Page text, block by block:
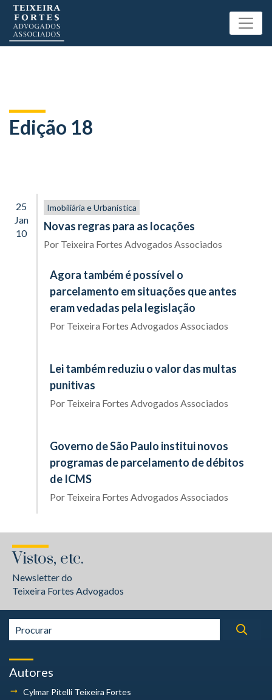
Edição 18
25
Jan
10
Imobiliária e Urbanística
Novas regras para as locações
Por Teixeira Fortes Advogados Associados
Agora também é possível o
parcelamento em situações que antes
eram vedadas pela legislação
Por Teixeira Fortes Advogados Associados
Lei também reduziu o valor das multas
punitivas
Por Teixeira Fortes Advogados Associados
Governo de São Paulo institui novos
programas de parcelamento de débitos
de ICMS
Por Teixeira Fortes Advogados Associados
Vistos, etc.
Newsletter do
Teixeira Fortes Advogados
Autores
Cylmar Pitelli Teixeira Fortes